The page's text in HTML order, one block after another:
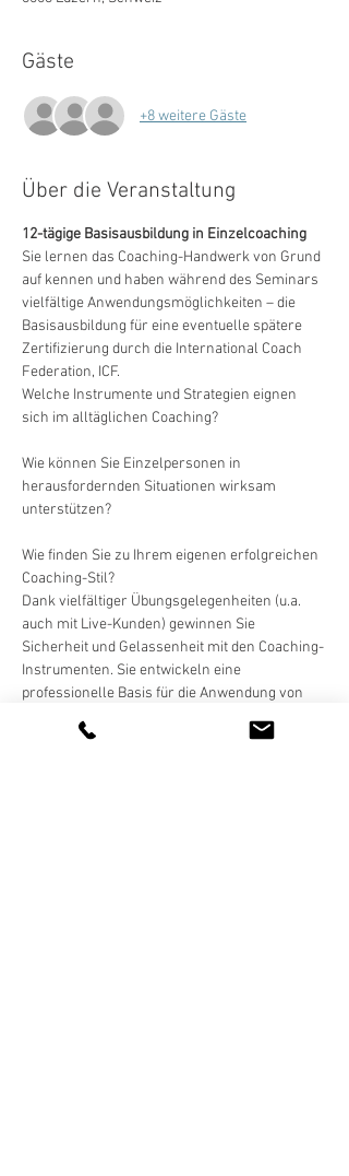
Gäste
+8 weitere Gäste
Über die Veranstaltung
Sie lernen das Coaching-Handwerk von Grund
auf kennen und haben während des Seminars
vielfältige Anwendungsmöglichkeiten – die
Basisausbildung für eine eventuelle spätere
Zertifizierung durch die International Coach
Welche Instrumente und Strategien eignen
sich im alltäglichen Coaching?
Wie können Sie Einzelpersonen in
herausfordernden Situationen wirksam
unterstützen?
Wie finden Sie zu Ihrem eigenen erfolgreichen
Dank vielfältiger Übungsgelegenheiten (u.a.
auch mit Live-Kunden) gewinnen Sie
Sicherheit und Gelassenheit mit den Coaching-
Instrumenten. Sie entwickeln eine
professionelle Basis für die Anwendung von
Coaching im Alltag und können Menschen mit
schwierigen Fragestellungen hilfreich